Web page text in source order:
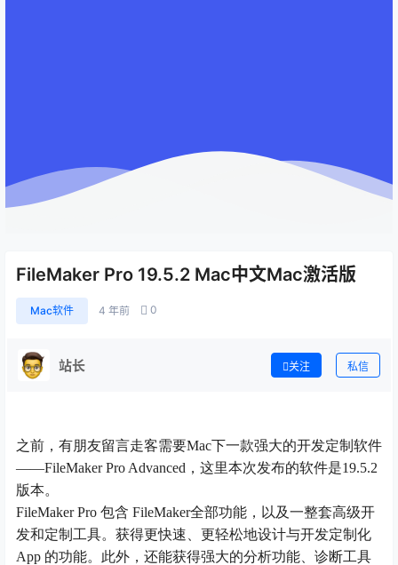
FileMaker Pro 19.5.2 Mac中文Mac激活版
Mac软件 4 年前 0
站长 关注 私信
之前，有朋友留言走客需要Mac下一款强大的开发定制软件
——FileMaker Pro Advanced，这里本次发布的软件是19.5.2
版本。
FileMaker Pro 包含 FileMaker全部功能，以及一整套高级开
发和定制工具。获得更快速、更轻松地设计与开发定制化
App 的功能。此外，还能获得强大的分析功能、诊断工具